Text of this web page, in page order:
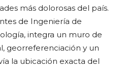
más dolorosas del país.
de Ingeniería de
integra un muro de
georreferenciación y un
la ubicación exacta del